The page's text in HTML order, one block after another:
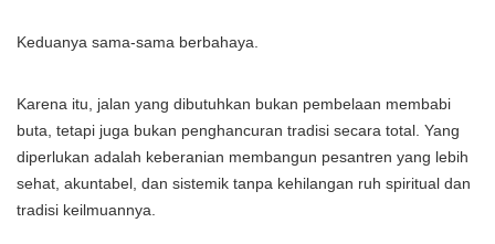
Keduanya sama-sama berbahaya.
Karena itu, jalan yang dibutuhkan bukan pembelaan membabi
buta, tetapi juga bukan penghancuran tradisi secara total. Yang
diperlukan adalah keberanian membangun pesantren yang lebih
sehat, akuntabel, dan sistemik tanpa kehilangan ruh spiritual dan
tradisi keilmuannya.